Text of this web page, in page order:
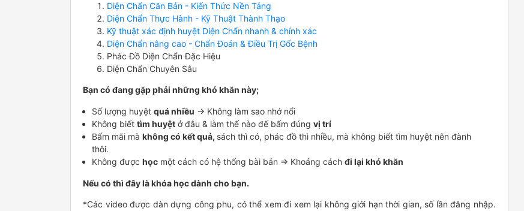
Diện Chẩn Căn Bản - Kiến Thức Nền Tảng
Diện Chẩn Thực Hành - Kỹ Thuật Thành Thạo
Kỹ thuật xác định huyệt Diện Chẩn nhanh & chính xác
Diện Chẩn nâng cao - Chẩn Đoán & Điều Trị Gốc Bệnh
Phác Đồ Diện Chẩn Đặc Hiệu
Diện Chẩn Chuyên Sâu
Bạn có đang gặp phải những khó khăn này;
Số lượng huyệt quá nhiều -> Không làm sao nhớ nổi
Không biết tìm huyệt ở đâu & làm thế nào đế bấm đúng vị trí
Bấm mãi mà không có kết quả, sách thì có, phác đồ thì nhiều, mà không biết tìm huyệt nên đành
thôi.
Không được học một cách có hệ thống bài bản => Khoảng cách đi lại khó khăn
Nếu có thì đây là khóa học dành cho bạn.
*Các video được dàn dựng công phu, có thể xem đi xem lại không giới hạn thời gian, số lần đăng nhập.